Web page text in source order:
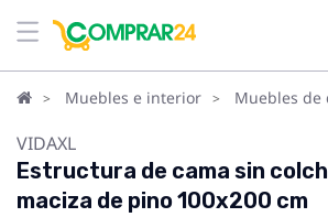
Muebles e interior Muebles
VIDAXL
Estructura de cama sin
maciza de pino 100x200 cm